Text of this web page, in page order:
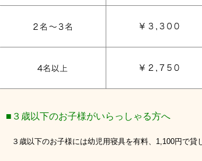
■３歳以下のお子様がいらっしゃる方へ
３歳以下のお子様には幼児用寝具を有料、1,100円で貸